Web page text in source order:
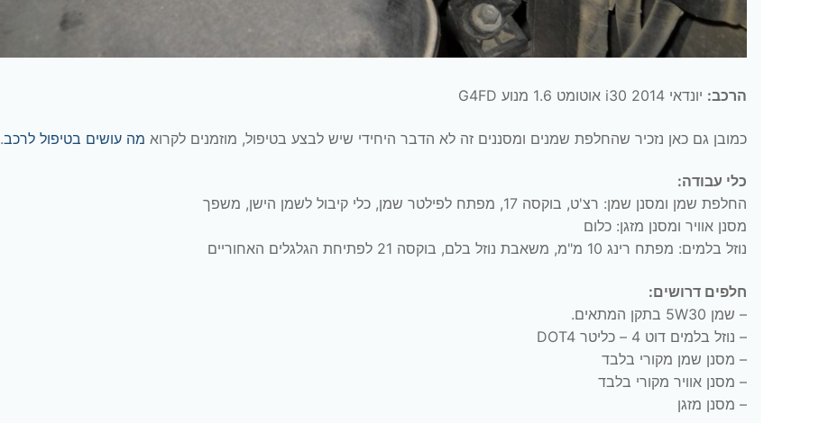
הרכב: יונדאי i30 2014 אוטומט 1.6 מנוע G4FD
כמובן גם כאן נזכיר שהחלפת שמנים ומסננים זה לא הדבר היחידי שיש לבצע בטיפול, מוזמנים לקרוא מה עושים בטיפול לרכב.
כלי עבודה:
החלפת שמן ומסנן שמן: רצ'ט, בוקסה 17, מפתח לפילטר שמן, כלי קיבול לשמן הישן, משפך
מסנן אוויר ומסנן מזגן: כלום
נוזל בלמים: מפתח רינג 10 מ"מ, משאבת נוזל בלם, בוקסה 21 לפתיחת הגלגלים האחוריים
חלפים דרושים:
– שמן 5W30 בתקן המתאים.
– נוזל בלמים דוט 4 – כליטר DOT4
– מסנן שמן מקורי בלבד
– מסנן אוויר מקורי בלבד
– מסנן מזגן